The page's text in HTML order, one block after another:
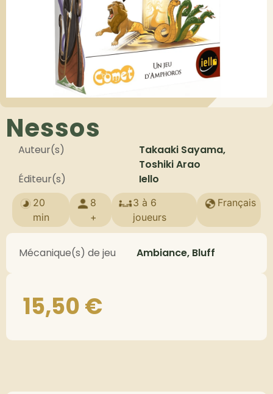
Nessos
Auteur(s)
Takaaki Sayama,
Toshiki Arao
Éditeur(s)
Iello
20
min
8
+
3 à 6
joueurs
Français
Mécanique(s) de jeu Ambiance, Bluff
15,50€